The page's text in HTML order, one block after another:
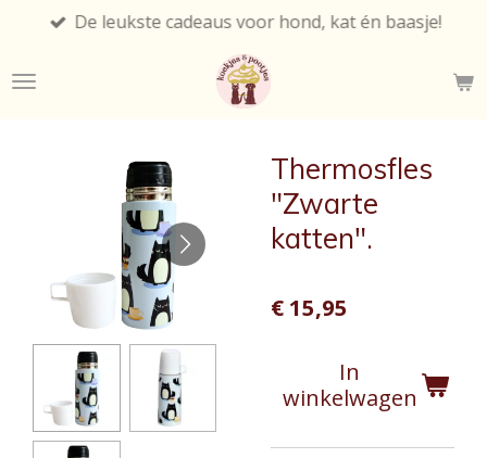
naar
De leukste cadeaus voor hond, kat én baasje!
Thermosfles
"Zwarte
katten".
€ 15,95
In
winkelwagen